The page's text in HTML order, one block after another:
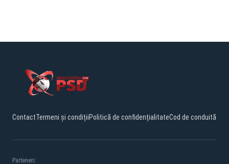
ContactTermeni și condițiiPolitică de confidențialitateCod de conduită
Parteneri: